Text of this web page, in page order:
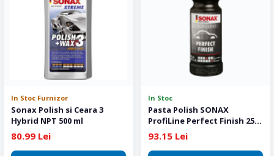
In Stoc Furnizor
Sonax Polish si Ceara 3
Hybrid NPT 500 ml
80.99 Lei
In Stoc
Pasta Polish SONAX
ProfiLine Perfect Finish 250
ml
93.15 Lei